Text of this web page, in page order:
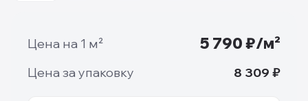
Цена на 1 м² 5 790₽/м²
Цена за упаковку 8 309 ₽